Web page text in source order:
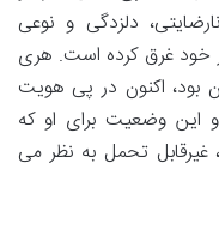
دلزدگی و نوعی
خود غرق کرده است. هری
بود، اکنون در پی هویت
این وضعیت برای او که
تحمل به نظر می